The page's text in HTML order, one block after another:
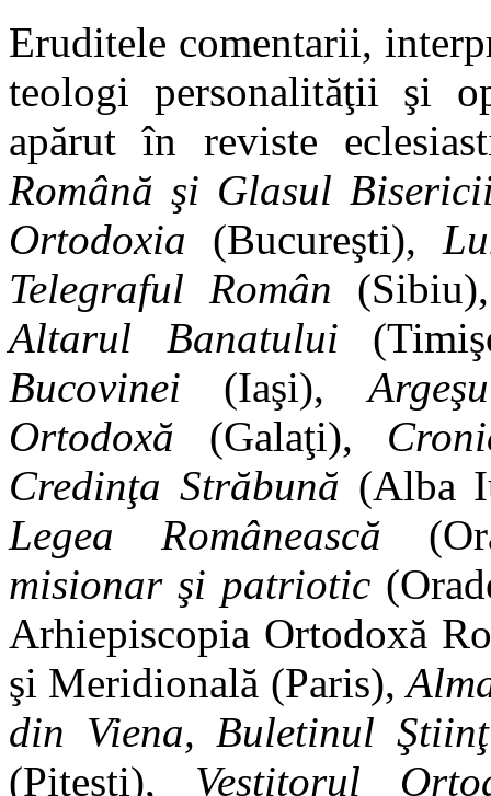
Eruditele comentarii,
teologi personalităţii şi
apărut în reviste
Română şi Glasul
Ortodoxia (Bucureşti),
Telegraful Român
Altarul Banatului
Bucovinei (Iaşi),
Ortodoxă (Galaţi),
Credinţa Străbună (Alba
Legea Românească
misionar şi patriotic
Arhiepiscopia Ortodoxă
şi Meridională (Paris),
din Viena, Buletinul
(Piteşti), Vestitorul